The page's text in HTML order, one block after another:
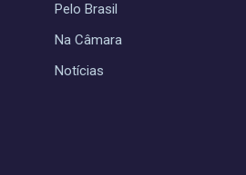
Pelo Brasil
Na Câmara
Notícias